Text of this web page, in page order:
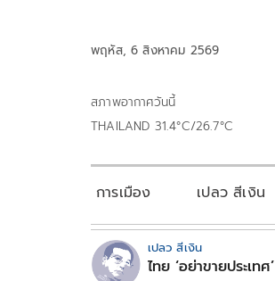
พฤหัส, 6 สิงหาคม 2569
สภาพอากาศวันนี้
THAILAND 31.4°C/26.7°C
การเมือง เปลว สีเงิน
เปลว สีเงิน
ไทย ‘อย่าขายประเทศ’